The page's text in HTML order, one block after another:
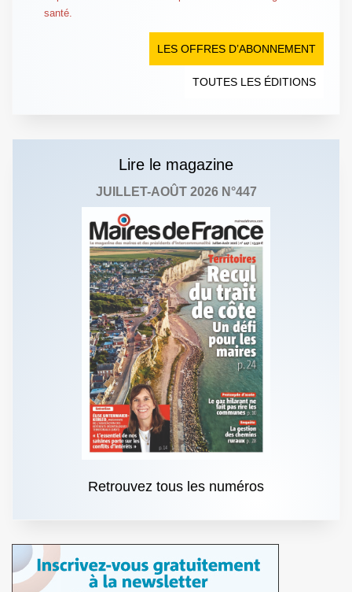
santé.
LES OFFRES D’ABONNEMENT
TOUTES LES ÉDITIONS
Lire le magazine
JUILLET-AOÛT 2026 N°447
Retrouvez tous les numéros